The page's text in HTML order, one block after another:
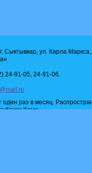
Сыктывкар, ул. Карла
24-91-05, 24-91-06.
раз в месяц.
Коми.